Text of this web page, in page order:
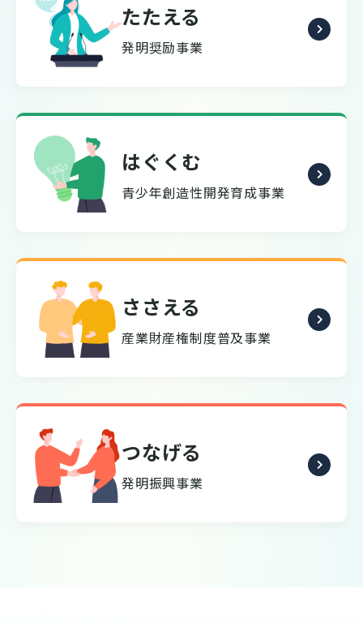
たたえる
発明奨励事業
はぐくむ
青少年創造性開発育成事業
ささえる
産業財産権制度普及事業
つなげる
発明振興事業